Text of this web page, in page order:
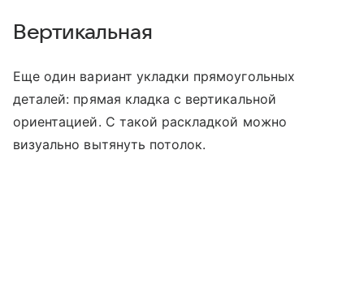
Вертикальная
Еще один вариант укладки прямоугольных
деталей: прямая кладка с вертикальной
ориентацией. С такой раскладкой можно
визуально вытянуть потолок.